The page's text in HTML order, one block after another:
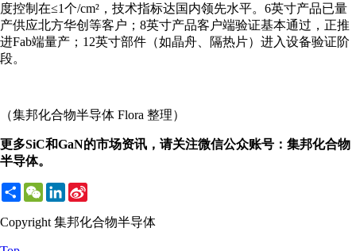
度控制在≤1个/cm²，技术指标达国内领先水平。6英寸产品已量
产供应北方华创等客户；8英寸产品客户端验证基本通过，正推
进Fab端量产；12英寸部件（如晶舟、隔热片）进入设备验证阶
段。
（集邦化合物半导体 Flora 整理）
更多SiC和GaN的市场资讯，请关注微信公众账号：集邦化合物
半导体。
ShareWeChatLinkedIn
Copyright 集邦化合物半导体